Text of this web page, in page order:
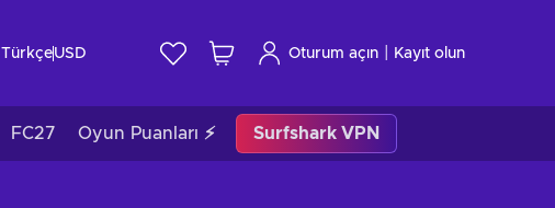
TürkçeUSD Oturum açın Kayıt olun
FC27 Oyun Puanları ⚡ Surfshark VPN